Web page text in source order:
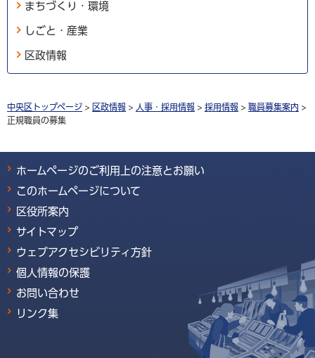
まちづくり・環境
しごと・産業
区政情報
中央区トップページ > 区政情報 > 人事・採用情報 > 採用情報 > 職員募集案内 >
正規職員の募集
ホームページのご利用上の注意とお願い
このホームページについて
区役所案内
サイトマップ
ウェブアクセシビリティ方針
個人情報の保護
お問い合わせ
リンク集